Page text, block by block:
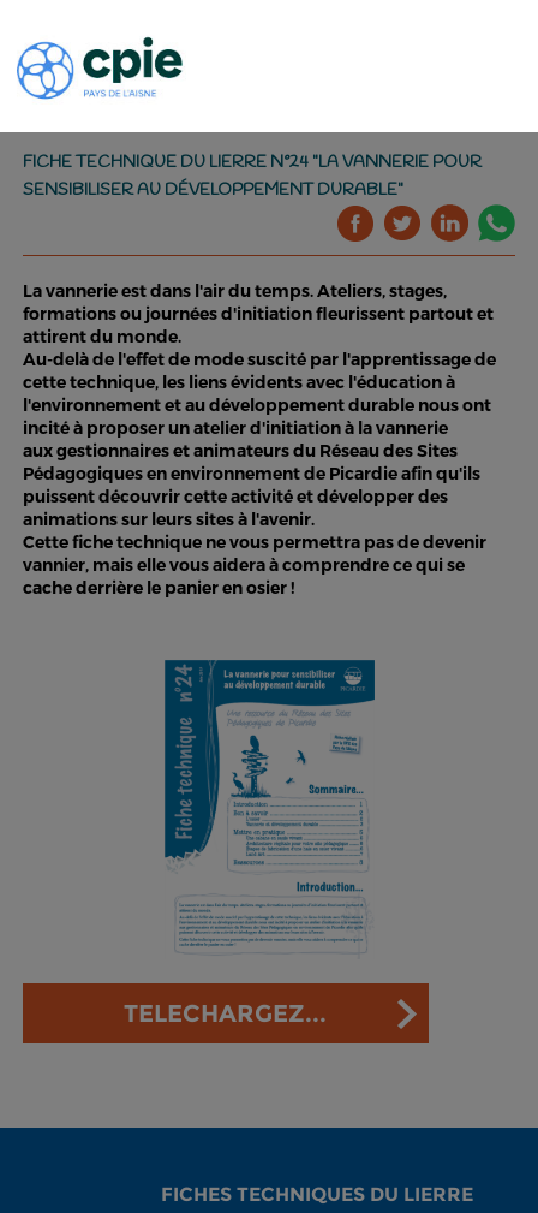
FICHE TECHNIQUE DU LIERRE N°24 "LA VANNERIE POUR
SENSIBILISER AU DÉVELOPPEMENT DURABLE"
La vannerie est dans l'air du temps. Ateliers, stages,
formations ou journées d'initiation fleurissent partout et
attirent du monde.
Au-delà de l'effet de mode suscité par l'apprentissage de
cette technique, les liens évidents avec l'éducation à
l'environnement et au développement durable nous ont
incité à proposer un atelier d'initiation à la vannerie
aux gestionnaires et animateurs du Réseau des Sites
Pédagogiques en environnement de Picardie afin qu'ils
puissent découvrir cette activité et développer des
animations sur leurs sites à l'avenir.
Cette fiche technique ne vous permettra pas de devenir
vannier, mais elle vous aidera à comprendre ce qui se
cache derrière le panier en osier !
TELECHARGEZ...
FICHES TECHNIQUES DU LIERRE